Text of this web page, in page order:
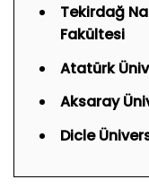
Tekirdağ
Fakültesi
Atatürk
Aksaray
Dicle